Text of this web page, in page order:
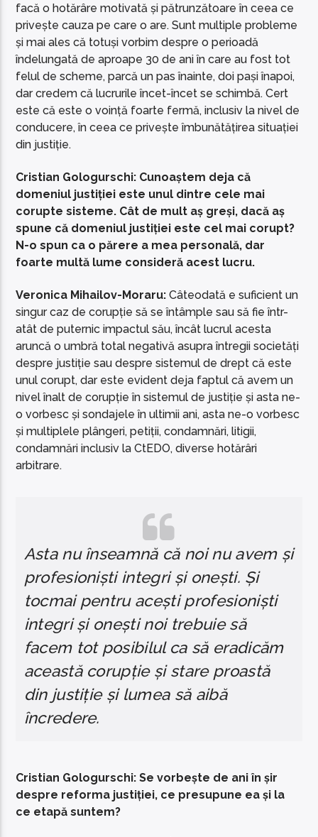
facă o hotărâre motivată și pătrunzătoare în ceea ce
privește cauza pe care o are. Sunt multiple probleme
și mai ales că totuși vorbim despre o perioadă
îndelungată de aproape 30 de ani în care au fost tot
felul de scheme, parcă un pas înainte, doi pași înapoi,
dar credem că lucrurile încet-încet se schimbă. Cert
este că este o voință foarte fermă, inclusiv la nivel de
conducere, în ceea ce privește îmbunătățirea situației
din justiție.
Cristian Gologurschi: Cunoaștem deja că
domeniul justiției este unul dintre cele mai
corupte sisteme. Cât de mult aș greși, dacă aș
spune că domeniul justiției este cel mai corupt?
N-o spun ca o părere a mea personală, dar
foarte multă lume consideră acest lucru.
Veronica Mihailov-Moraru:Câteodată e suficient un
singur caz de corupție să se întâmple sau să fie într-
atât de puternic impactul său, încât lucrul acesta
aruncă o umbră total negativă asupra întregii societăți
despre justiție sau despre sistemul de drept că este
unul corupt, dar este evident deja faptul că avem un
nivel înalt de corupție în sistemul de justiție și asta ne-
o vorbesc și sondajele în ultimii ani, asta ne-o vorbesc
și multiplele plângeri, petiții, condamnări, litigii,
condamnări inclusiv la CtEDO, diverse hotărâri
arbitrare.
Asta nu înseamnă că noi nu avem și
profesioniști integri și onești. Și
tocmai pentru acești profesioniști
integri și onești noi trebuie să
facem tot posibilul ca să eradicăm
această corupție și stare proastă
din justiție și lumea să aibă
încredere.
Cristian Gologurschi: Se vorbește de ani în șir
despre reforma justiției, ce presupune ea și la
ce etapă suntem?